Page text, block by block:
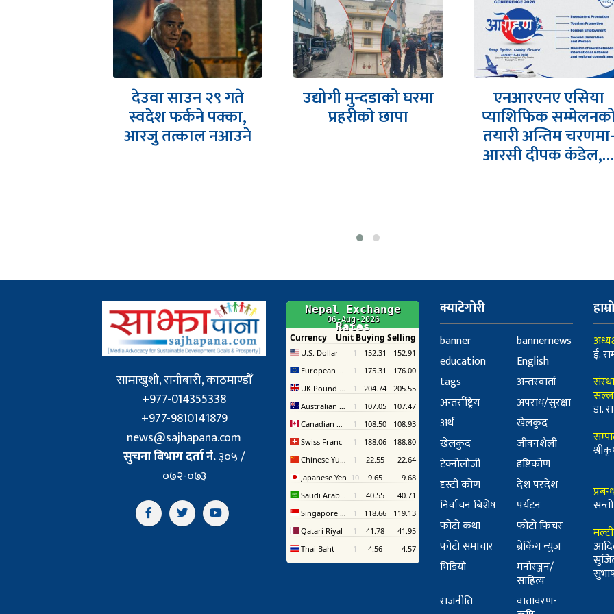
उद्योगी मुन्दडाको घरमा
प्रहरीको छापा
एनआरएनए एसिया
प्याशिफिक सम्मेलनको
अन्तर्राष्ट्रिय
मापदण्डअनुसारको
लेखापरीक्षण र
प्रभावकारी सुशासन
सामाखुशी, रानीबारी, काठमाण्डौँ
+977-014355338
+977-9810141879
news@sajhapana.com
सुचना बिभाग दर्ता नं.३०५ /
०७२-०७३
क्याटेगोरी
banner
bannernews
education
English
tags
अन्तरवार्ता
अन्तर्राष्ट्रिय
अपराध/सुरक्षा
अर्थ
खेलकुद
खेलकुद
जीवनशैली
टेक्नोलोजी
दृष्टिकोण
दृस्टी कोण
देश परदेश
निर्वाचन बिशेष
पर्यटन
फोटो कथा
फोटो फिचर
फोटो समाचार
ब्रेकिंग न्युज
भिडियो
मनोरञ्जन/
साहित्य
राजनीति
वातावरण-
ई.
डा.